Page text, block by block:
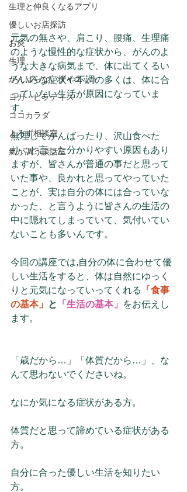
生理と仲良くなるアプリ
優しいお店探訪
お灸
生理
がんばらないダイエット
ヨガ・ピラティス
ココカラダ
よろず相談室
氣が調う談話室
元気の無さや、肩こり、腰痛、生理痛
のような慢性的な症状から、がんのよ
うな大きな病気まで、体に出てくるい
ろいろな症状や不調の多くは、体に合
っていない生活が原因になっていま
す。
無理してがんばったり、沢山食べた
り、と言った分かりやすい原因もあり
ますが、皆さんが普通の事だと思って
いた事や、良かれと思ってやっていた
ことが、実は自分の体には合っていな
かった、と言うように皆さんの生活の
中に隠れてしまっていて、気付いてい
ないことも多いんです。
今回の講座では,自分の体に合わせて優
しい生活をすると、体は自然にゆっく
りと元気になっていってくれる
「食事
の基本」 と 「生活の基本」
をお伝えし
ます。
「歳だから…」「体質だから…」、な
んて思わないでくださいね。
なにか気になる症状がある方。
体質だと思って諦めている症状がある
方。
自分に合った優しい生活を知りたい
方。